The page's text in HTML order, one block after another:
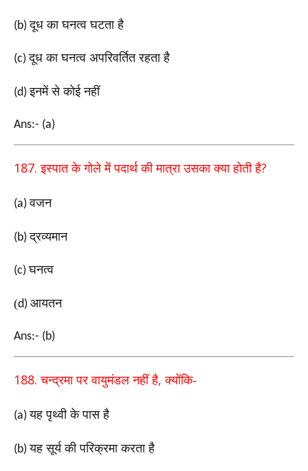
(b)दूध का घनत्व घटता है
(c)दूध का घनत्व अपरिवर्तित रहता है
(d)इनमें से कोई नहीं
Ans:- (a)
187.इस्पात के गोले में पदार्थ की मात्रा उसका क्या होती है?
(a)वजन
(b)द्रव्यमान
(c)घनत्व
(d) आयतन
Ans:- (b)
188.चन्द्रमा पर वायुमंडल नहीं है,क्योंकि-
(a)यह पृथ्वी के पास है
(b)यह सूर्य की परिक्रमा करता है